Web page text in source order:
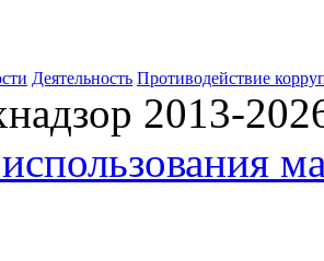
Деятельность Противодействие
2013-